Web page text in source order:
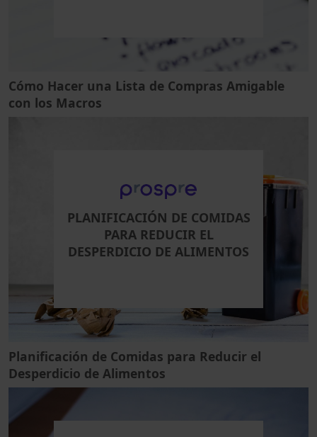
Cómo Hacer una Lista de Compras Amigable
con los Macros
PLANIFICACIÓN DE COMIDAS
PARA REDUCIR EL
DESPERDICIO DE ALIMENTOS
Planificación de Comidas para Reducir el
Desperdicio de Alimentos